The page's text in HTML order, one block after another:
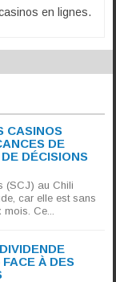
en lignes.
CASINOS
DE
DÉCISIONS
(SCJ) au Chili
car elle est sans
mois. Ce...
À DES